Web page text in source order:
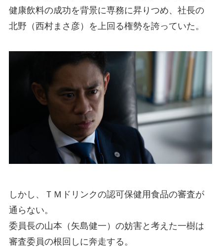
健康飲料の成功を背景に専務に昇りつめ、社長の
北野（西村まさ彦）を上回る権勢を誇っていた。
しかし、ＴＭドリンクの認可保健用食品の審査が
通らない。
委員長の山本（矢島健一）の妨害と考えた一樹は
審査委員の根回しに奔走する。